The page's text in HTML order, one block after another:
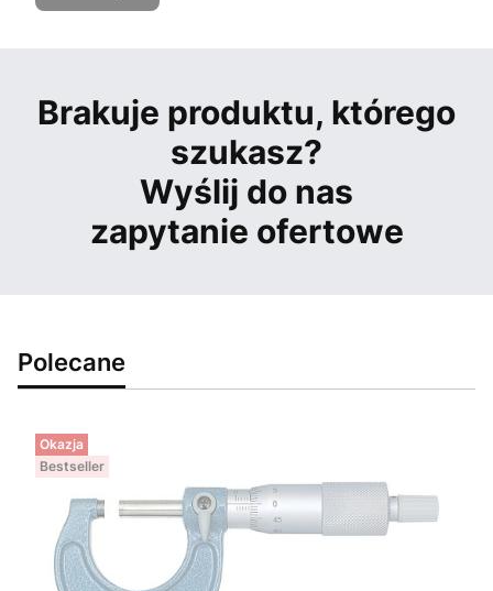
Brakuje produktu, którego
szukasz?
Wyślij do nas
zapytanie ofertowe
Polecane
Okazja
Bestseller